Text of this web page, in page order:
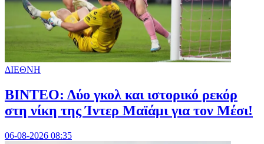
ΔΙΕΘΝΗ
ΒΙΝΤΕΟ: Δύο γκολ και ιστορικό ρεκόρ
στη νίκη της Ίντερ Μαϊάμι για τον Μέσι!
06-08-2026 08:35